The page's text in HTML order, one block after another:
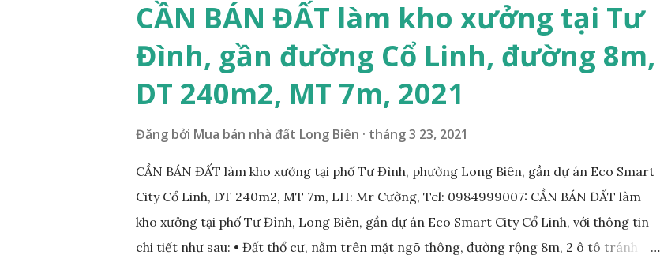
tương lai sẽ rất đẹp, lý tưởng để ở, văn phòng, hoặc xây căn hộ cho thuê… * Đất phân lô,
diện tích: 86m2, mặt tiền 5m, đường 10m và vỉa hè rộng 3m, hướng Đông Nam; * Pháp
lý: sổ đỏ chính chủ; * Giá bán: 6.15 tỷ, có thương lượng với khách thiện chí mua; Liên hệ:
Mr Cường, Tel: 0984999007...
CẦN BÁN ĐẤT làm kho xưởng tại Tư
Đình, gần đường Cổ Linh, đường 8m,
DT 240m2, MT 7m, 2021
Đăng bởi Mua bán nhà đất Long Biên tháng 3 23, 2021
CẦN BÁN ĐẤT làm kho xưởng tại phố Tư Đình, phường Long Biên, gần dự án Eco Smart
City Cổ Linh, DT 240m2, MT 7m, LH: Mr Cường, Tel: 0984999007: CẦN BÁN ĐẤT làm
kho xưởng tại phố Tư Đình, Long Biên, gần dự án Eco Smart City Cổ Linh, với thông tin
chi tiết như sau: • Đất thổ cư, nằm trên mặt ngõ thông, đường rộng 8m, 2 ô tô tránh